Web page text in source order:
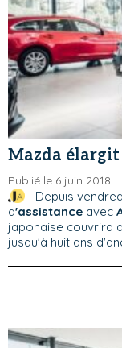
Mazda élargit
Publié le 6 juin 2018
Depuis
d'assistance avec
japonaise couvrira
jusqu'à huit ans